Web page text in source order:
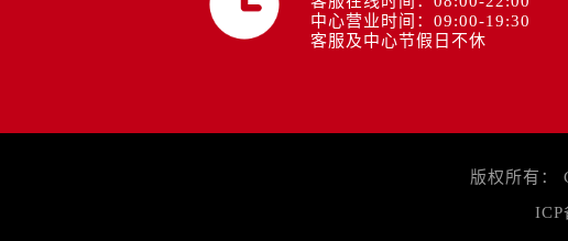
中心营业时间：09:00-19:30
客服及中心节假日不休
版权所有：
ICP